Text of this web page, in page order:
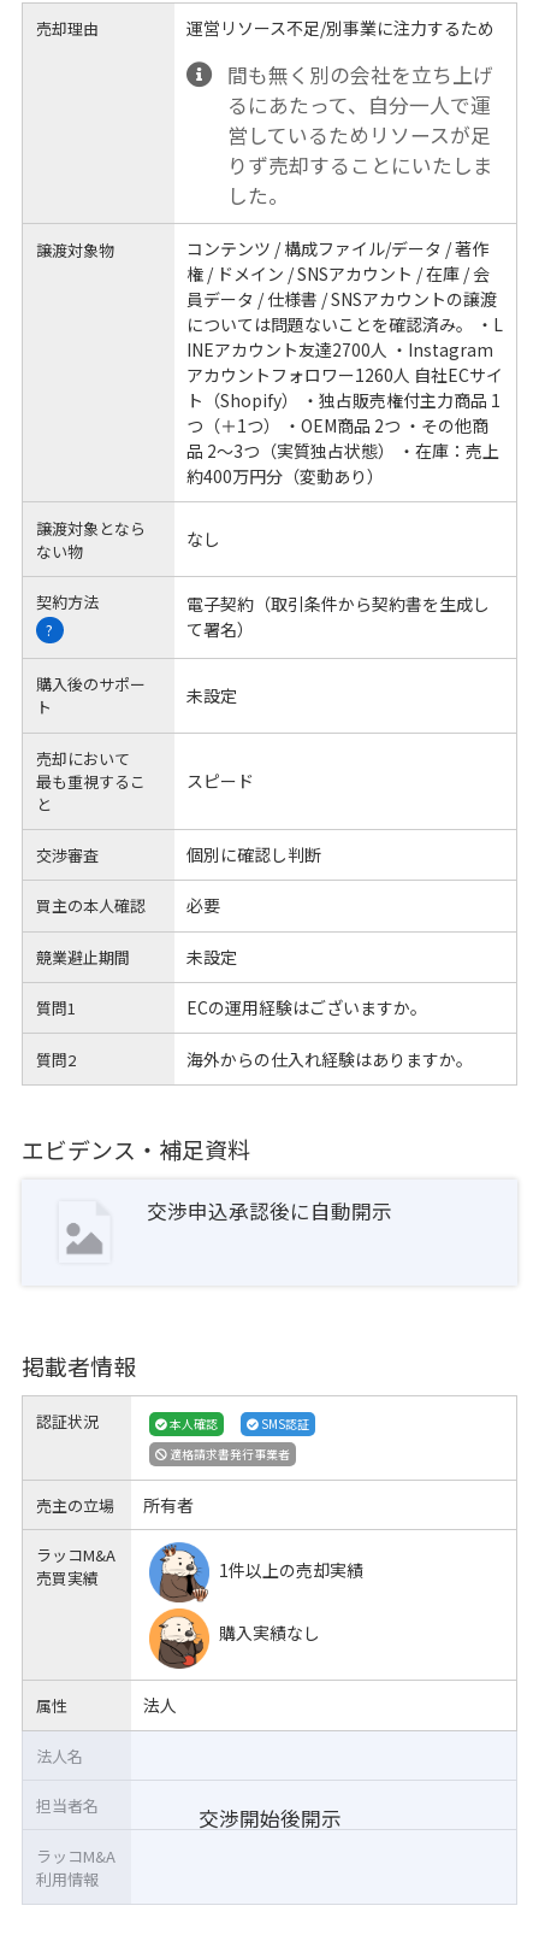
売却理由 運営リソース不足/別事業に注力するため
間も無く別の会社を立ち上げ
るにあたって、自分一人で運
営しているためリソースが足
りず売却することにいたしま
した。
譲渡対象物
コンテンツ / 構成ファイル/データ / 著作
権 / ドメイン / SNSアカウント / 在庫 / 会
員データ / 仕様書 / SNSアカウントの譲渡
については問題ないことを確認済み。 ・L
INEアカウント友達2700人 ・Instagram
アカウントフォロワー1260人 自社ECサイ
ト（Shopify） ・独占販売権付主力商品 1
つ（＋1つ） ・OEM商品 2つ ・その他商
品 2〜3つ（実質独占状態） ・在庫：売上
約400万円分（変動あり）
譲渡対象となら
ない物
なし
契約方法
?
電子契約（取引条件から契約書を生成し
て署名）
購入後のサポー
ト
未設定
売却において
最も重視するこ
と
スピード
交渉審査 個別に確認し判断
買主の本人確認 必要
競業避止期間 未設定
質問1 ECの運用経験はございますか。
質問2 海外からの仕入れ経験はありますか。
エビデンス・補足資料
交渉申込承認後に自動開示
掲載者情報
認証状況 本人確認
SMS認証
適格請求書発行事業者
売主の立場 所有者
ラッコM&A
売買実績
1件以上の売却実績
購入実績なし
属性 法人
交渉開始後開示
法人名
担当者名
ラッコM&A
利用情報